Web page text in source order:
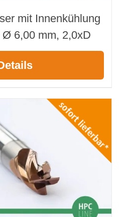
mit Innenkühlung
Ø 6,00 mm, 2,0xD